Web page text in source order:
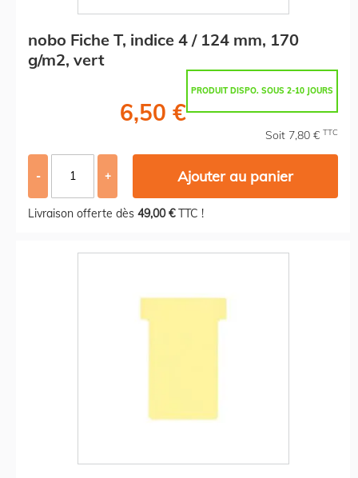
nobo Fiche T, indice 4 / 124 mm, 170
g/m2, vert
PRODUIT DISPO. SOUS 2-10 JOURS
6,50 €
Soit 7,80 € TTC
- + Ajouter au panier
Livraison offerte dès 49,00 €TTC !